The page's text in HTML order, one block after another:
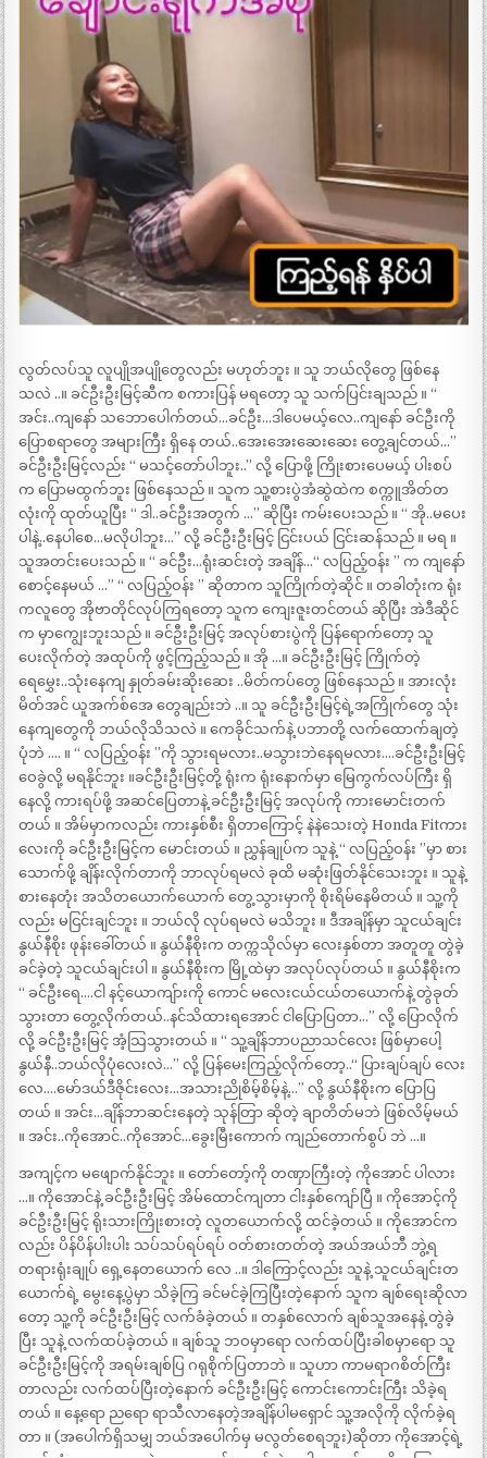
လွတ်လပ်သူ လူပျိုအပျိုတွေလည်း မဟုတ်ဘူး ။ သူ ဘယ်လိုတွေ ဖြစ်နေ
သလဲ ..။ ခင်ဦးဦးမြင့်ဆီက စကားပြန် မရတော့ သူ သက်ပြင်းချသည် ။ “
အင်း..ကျနော် သဘောပေါက်တယ်…ခင်ဦး…ဒါပေမယ့်လေ..ကျနော် ခင်ဦးကို
ပြောစရာတွေ အများကြီး ရှိနေ တယ်..အေးအေးဆေးဆေး တွေ့ချင်တယ်…”
ခင်ဦးဦးမြင့်လည်း “ မသင့်တော်ပါဘူး..” လို့ ပြောဖို့ ကြိုးစားပေမယ့် ပါးစပ်
က ပြောမထွက်ဘူး ဖြစ်နေသည် ။ သူက သူ့စားပွဲအံဆွဲထဲက စက္ကူအိတ်တ
လုံးကို ထုတ်ယူပြီး “ ဒါ..ခင်ဦးအတွက် …” ဆိုပြီး ကမ်းပေးသည် ။ “ အို..မပေး
ပါနဲ့..နေပါစေ…မလိုပါဘူး…” လို့ ခင်ဦးဦးမြင့် ငြင်းပယ် ငြင်းဆန်သည် ။ မရ ။
သူအတင်းပေးသည် ။ “ ခင်ဦး…ရုံးဆင်းတဲ့ အချိန်…“ လပြည့်ဝန်း ” က ကျနော်
စောင့်နေမယ် …” “ လပြည့်ဝန်း ” ဆိုတာက သူကြိုက်တဲ့ဆိုင် ။ တခါတုံးက ရုံး
ကလူတွေ အိုဗာတိုင်လုပ်ကြရတော့ သူက ကျေးဇူးတင်တယ် ဆိုပြီး အဲဒီဆိုင်
က မှာကျွေးဘူးသည် ။ ခင်ဦးဦးမြင့် အလုပ်စားပွဲကို ပြန်ရောက်တော့ သူ
ပေးလိုက်တဲ့ အထုပ်ကို ဖွင့်ကြည့်သည် ။ အို …။ ခင်ဦးဦးမြင့် ကြိုက်တဲ့
ရေမွှေး..သုံးနေကျ နှုတ်ခမ်းဆိုးဆေး ..မိတ်ကပ်တွေ ဖြစ်နေသည် ။ အားလုံး
မိတ်အင် ယူအက်စ်အေ တွေချည်းဘဲ ..။ သူ ခင်ဦးဦးမြင့်ရဲ့အကြိုက်တွေ သုံး
နေကျတွေကို ဘယ်လိုသိသလဲ ။ ကေခိုင်သက်နဲ့ ပဘာတို့ လက်ထောက်ချတဲ့
ပုံဘဲ …. ။ “ လပြည့်ဝန်း ”ကို သွားရမလား..မသွားဘဲနေရမလား….ခင်ဦးဦးမြင့်
ဝေခွဲလို့ မရနိုင်ဘူး ။ခင်ဦးဦးမြင့်တို့ ရုံးက ရုံးနောက်မှာ မြေကွက်လပ်ကြီး ရှိ
နေလို့ ကားရပ်ဖို့ အဆင်ပြေတာနဲ့ ခင်ဦးဦးမြင့် အလုပ်ကို ကားမောင်းတက်
တယ် ။ အိမ်မှာကလည်း ကားနှစ်စီး ရှိတာကြောင့် နဲနဲသေးတဲ့ Honda Fitကား
လေးကို ခင်ဦးဦးမြင့်က မောင်းတယ် ။ ညွှန်ချုပ်က သူနဲ့ “ လပြည့်ဝန်း ”မှာ စား
သောက်ဖို့ ချိန်းလိုက်တာကို ဘာလုပ်ရမလဲ ခုထိ မဆုံးဖြတ်နိုင်သေးဘူး ။ သူနဲ့
စားနေတုံး အသိတယောက်ယောက် တွေ့သွားမှာကို စိုးရိမ်နေမိတယ် ။ သူ့ကို
လည်း မငြင်းချင်ဘူး ။ ဘယ်လို လုပ်ရမလဲ မသိဘူး ။ ဒီအချိန်မှာ သူငယ်ချင်း
နွယ်နီစိုး ဖုန်းခေါ်တယ် ။ နွယ်နီစိုးက တက္ကသိုလ်မှာ လေးနှစ်တာ အတူတူ တွဲခဲ့
ခင်ခဲ့တဲ့ သူငယ်ချင်းပါ ။ နွယ်နီစိုးက မြို့ထဲမှာ အလုပ်လုပ်တယ် ။ နွယ်နီစိုးက
“ ခင်ဦးရေ….ငါ နင့်ယောကျ်ားကို ကောင် မလေးငယ်ငယ်တယောက်နဲ့ တွဲခုတ်
သွားတာ တွေ့လိုက်တယ်..နင်သိထားရအောင် ငါပြောပြတာ…” လို့ ပြောလိုက်
လို့ ခင်ဦးဦးမြင့် အံ့သြသွားတယ် ။ “ သူ့ချိန်ဘာပညာသင်လေး ဖြစ်မှာပေါ့
နွယ်နီ..ဘယ်လိုပုံလေးလဲ…” လို့ ပြန်မေးကြည့်လိုက်တော့..“ ပြားချပ်ချပ် လေး
လေ….မော်ဒယ်ဒီဇိုင်းလေး…အသားညိုစိမ့်စိမ့်နဲ့…” လို့ နွယ်နီစိုးက ပြောပြ
တယ် ။ အင်း…ချိန်ဘာဆင်းနေတဲ့ သုန်တြာ ဆိုတဲ့ ချာတိတ်မဘဲ ဖြစ်လိမ့်မယ်
။ အင်း..ကိုအောင်..ကိုအောင်…ခွေးမြီးကောက် ကျည်တောက်စွပ် ဘဲ …။
အကျင့်က မဖျောက်နိုင်ဘူး ။ တော်တော့်ကို တဏှာကြီးတဲ့ ကိုအောင် ပါလား
…။ ကိုအောင်နဲ့ ခင်ဦးဦးမြင့် အိမ်ထောင်ကျတာ ငါးနှစ်ကျော်ပြီ ။ ကိုအောင့်ကို
ခင်ဦးဦးမြင့် ရိုးသားကြိုးစားတဲ့ လူတယောက်လို့ ထင်ခဲ့တယ် ။ ကိုအောင်က
လည်း ပိန်ပိန်ပါးပါး သပ်သပ်ရပ်ရပ် ဝတ်စားတတ်တဲ့ အယ်အယ်ဘီ ဘွဲ့ရ
တရားရုံးချုပ် ရှေ့နေတယောက် လေ ..။ ဒါကြောင့်လည်း သူနဲ့ သူငယ်ချင်းတ
ယောက်ရဲ့ မွေးနေ့ပွဲမှာ သိခဲ့ကြ ခင်မင်ခဲ့ကြပြီးတဲ့နောက် သူက ချစ်ရေးဆိုလာ
တော့ သူ့ကို ခင်ဦးဦးမြင့် လက်ခံခဲ့တယ် ။ တနှစ်လောက် ချစ်သူအနေနဲ့ တွဲခဲ့
ပြီး သူနဲ့ လက်ထပ်ခဲ့တယ် ။ ချစ်သူ ဘဝမှာရော လက်ထပ်ပြီးခါစမှာရော သူ
ခင်ဦးဦးမြင့်ကို အရမ်းချစ်ပြ ဂရုစိုက်ပြတာဘဲ ။ သူဟာ ကာမရာဂစိတ်ကြီး
တာလည်း လက်ထပ်ပြီးတဲ့နောက် ခင်ဦးဦးမြင့် ကောင်းကောင်းကြီး သိခဲ့ရ
တယ် ။ နေ့ရော ညရော ရာသီလာနေတဲ့အချိန်ပါမရှောင် သူ့အလိုကို လိုက်ခဲ့ရ
တာ ။ (အပေါက်ရှိသမျှ ဘယ်အပေါက်မှ မလွတ်စေရဘူး)ဆိုတာ ကိုအောင့်ရဲ့